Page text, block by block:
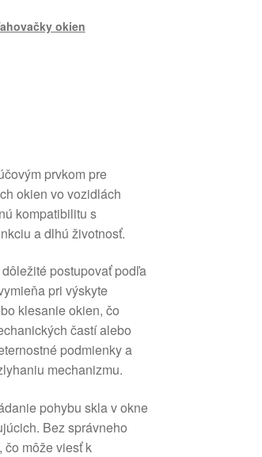
okien
prvkom pre
okien vo vozidlách
kompatibilitu s
a dlhú životnosť.
postupovať podľa
pri výskyte
klesanie okien, čo
častí alebo
podmienky a
mechanizmu.
pohybu skla v okne
Bez správneho
čo môže viesť k